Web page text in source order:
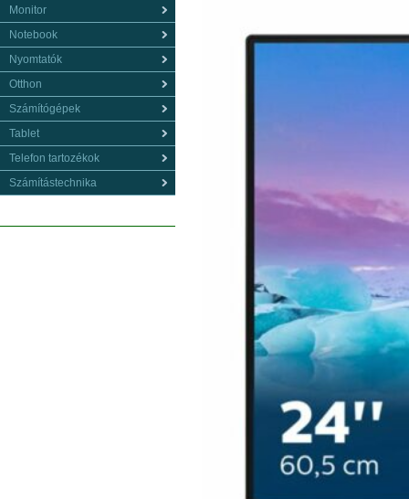
Monitor
Notebook
Nyomtatók
Otthon
Számítógépek
Tablet
Telefon tartozékok
Számítástechnika